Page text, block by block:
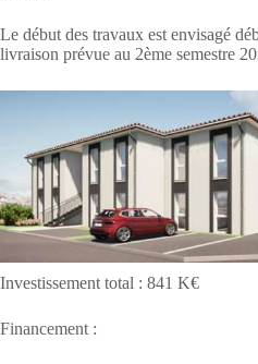
Le début des travaux est envisagé
livraison prévue au 2ème semestre
Investissement total : 841 K€
Financement :